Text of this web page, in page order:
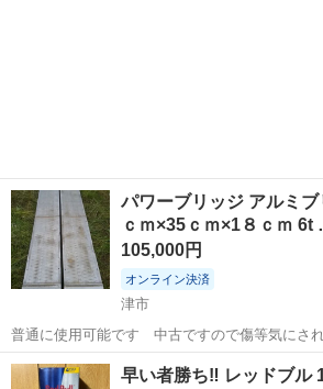
パワーブリッジ アルミ
ｃｍ×35ｃｍ×1８ｃｍ 6t
105,000円
オンライン決済
津市
普通に使用可能です 中古ですので傷等気にされ
い トラック 回送台車 ユンボ ブルドーザ
ー フィニッシャー タイヤショベル等の建設機
三重 津市 その他
早